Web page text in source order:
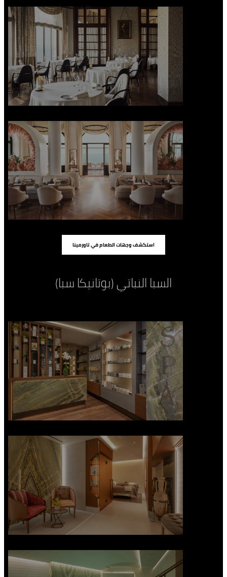
استكشف وجهات الطعام في تاورمينا
السبا النباتي (بوتانيكا سبا)